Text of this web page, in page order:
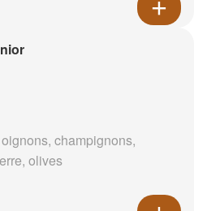
champignons,
olives